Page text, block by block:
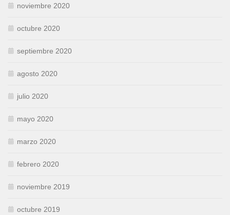
noviembre 2020
octubre 2020
septiembre 2020
agosto 2020
julio 2020
mayo 2020
marzo 2020
febrero 2020
noviembre 2019
octubre 2019